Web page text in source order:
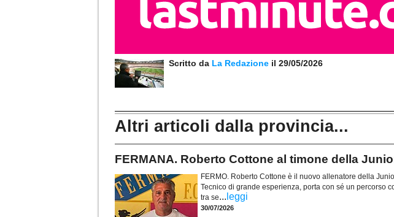
Scritto da La Redazione il 29/05/2026
Altri articoli dalla provincia...
FERMANA. Roberto Cottone al timone della
FERMO. Roberto Cottone è il nuovo allenatore della
Tecnico di grande esperienza, porta con sé un percorso
tra se... leggi
30/07/2026